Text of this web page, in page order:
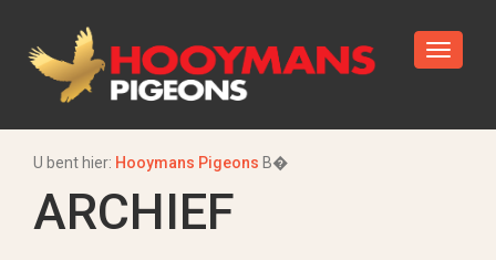
U bent hier: Hooymans Pigeons В�
ARCHIEF